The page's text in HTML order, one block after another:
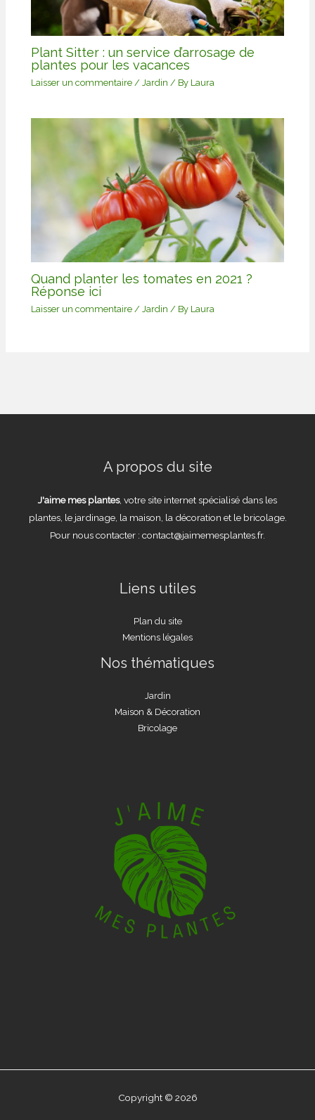
Plant Sitter : un service d’arrosage de
plantes pour les vacances
Laisser un commentaire /Jardin / By Laura
Quand planter les tomates en 2021 ?
Réponse ici
Laisser un commentaire /Jardin / By Laura
A propos du site
J'aime mes plantes, votre site internet spécialisé dans les
plantes, le jardinage, la maison, la décoration et le bricolage.
Pour nous contacter : contact@jaimemesplantes.fr.
Liens utiles
Plan du site
Mentions légales
Nos thématiques
Jardin
Maison & Décoration
Bricolage
Copyright © 2026